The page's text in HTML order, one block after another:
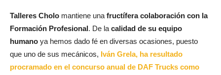
Talleres Cholo mantiene unafructífera colaboración con la
Formación Profesional. De lacalidad de su equipo
humano ya hemos dado fé en diversas ocasiones, puesto
que uno de sus mecánicos, Iván Grela, ha resultado
procramado en el concurso anual de DAF Trucks como